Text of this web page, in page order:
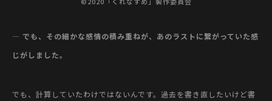
— でも、その細かな感情の積み重ねが、あのラストに繋がっていた感
じがしました。
でも、計算していたわけではないんです。過去を書き直したいけど書